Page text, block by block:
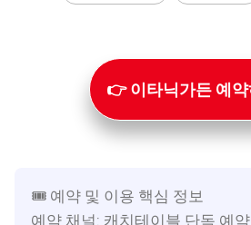
👉 이타닉가든 예약
🎟 예약 및 이용 핵심 정보
예약 채널: 캐치테이블 단독 예